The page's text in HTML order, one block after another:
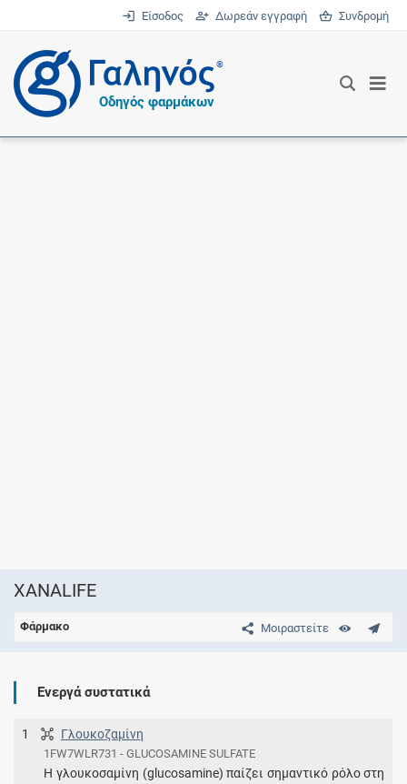
Είσοδος Δωρεάν εγγραφή Συνδρομή
®
Οδηγός φαρμάκων
XANALIFE
Μοιραστείτε
Φάρμακο
Ενεργά συστατικά
1 Γλουκοζαμίνη
1FW7WLR731 - GLUCOSAMINE SULFATE
Η γλουκοσαμίνη (glucosamine) παίζει σημαντικό ρόλο στη